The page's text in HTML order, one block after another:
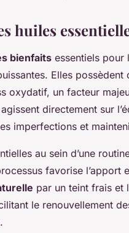
huiles
bienfaits essentiels pour
Elles possèdent
oxydatif, un facteur
agissent directement sur
imperfections et
au sein d’une
favorise l’apport
par un teint frais et
le renouvellement